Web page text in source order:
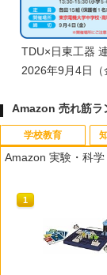
TDU×日東工器
2026年9月4日（
Amazon 売れ筋ラ
学校教育
1
1
1
Amazon 実験・科
1